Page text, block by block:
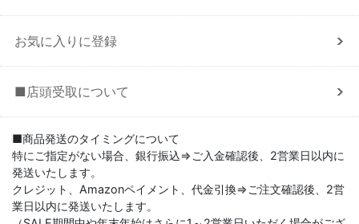
お気に入りに登録
■店頭受取について
■商品発送のタイミングについて
特にご指定がない場合、銀行振込⇒ご入金確認後、2営業日以内に
発送いたします。
クレジット、Amazonペイメント、代金引換⇒ご注文確認後、2営
業日以内に発送いたします。